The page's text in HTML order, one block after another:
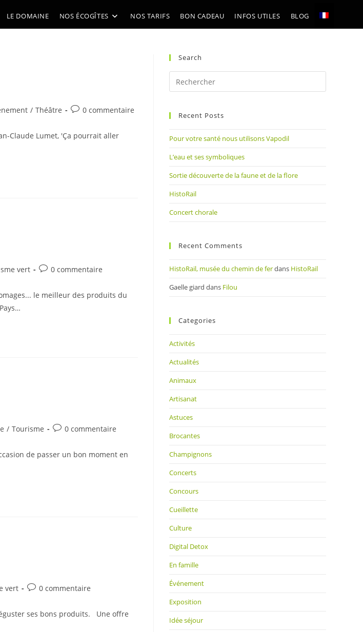
LE DOMAINE NOS ÉCOGÎTES NOS TARIFS BON CADEAU INFOS UTILES BLOG
/ Théâtre
Commentaires
publication :
0 commentaire
Claude Lumet, 'Ça pourrait aller
vert
Commentaires
publication :
0 commentaire
le meilleur des produits du
/ Tourisme
Commentaires
publication :
0 commentaire
de passer un bon moment en
vert
Commentaires
publication :
0 commentaire
ses bons produits. Une offre
Search
Escape
Recent Posts
Pour votre santé nous utilisons Vapodil
L’eau et ses symboliques
Sortie découverte de la faune et de la flore
HistoRail
Concert chorale
Recent Comments
HistoRail, musée du chemin de ferdans HistoRail
Gaelle giard dans Filou
Categories
Activités
Actualités
Animaux
Artisanat
Astuces
Brocantes
Champignons
Concerts
Concours
Cueillette
Culture
Digital Detox
En famille
Événement
Exposition
Idée séjour